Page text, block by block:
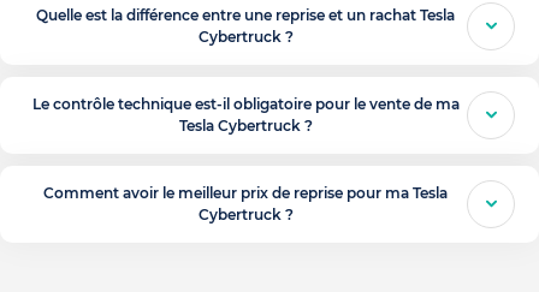
Quelle est la différence entre une reprise et un rachat Tesla
Cybertruck ?
Le contrôle technique est-il obligatoire pour le vente de ma
Tesla Cybertruck ?
Comment avoir le meilleur prix de reprise pour ma Tesla
Cybertruck ?